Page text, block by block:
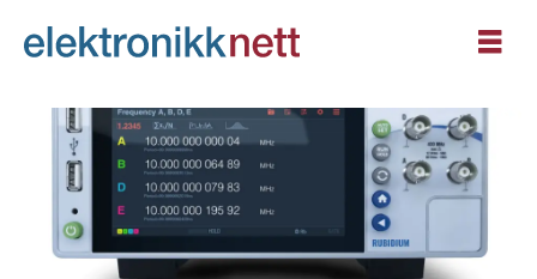
Tag:
rubidium